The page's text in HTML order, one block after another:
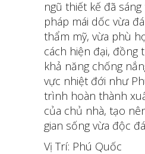
ngũ thiết kế đã
pháp mái dốc vừa
thẩm mỹ, vừa phù
cách hiện đại, đồng
khả năng chống
vực nhiệt đới như
trình hoàn thành
của chủ nhà, tạo
gian sống vừa độc
Vị Trí: Phú Quốc